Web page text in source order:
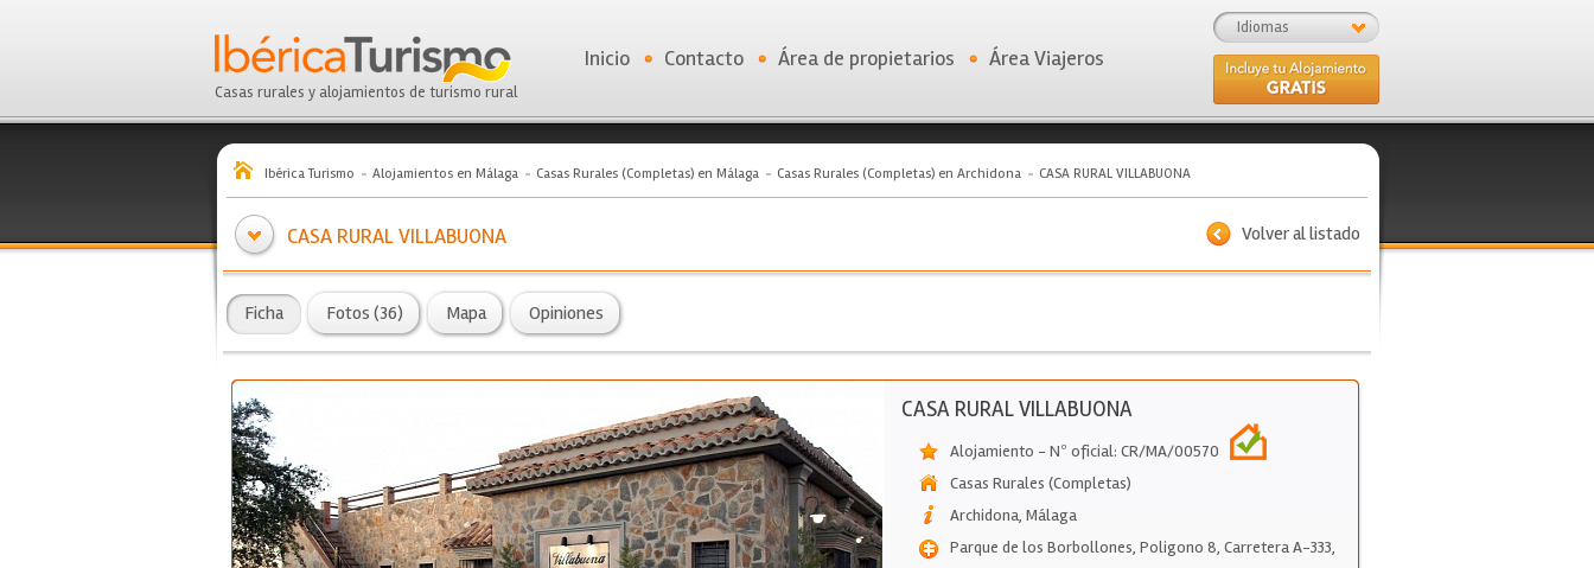
Casas rurales y alojamientos de turismo rural
Idiomas
Inicio Contacto Área de propietarios Área Viajeros
Ibérica Turismo Alojamientos en Málaga Casas Rurales (Completas) en Málaga Casas Rurales (Completas) en Archidona CASA RURAL VILLABUONA
Volver al listado
CASA RURAL VILLABUONA
Ficha Fotos (36) Mapa Opiniones
CASA RURAL VILLABUONA
Alojamiento - Nº oficial: CR/MA/00570
Casas Rurales (Completas)
Archidona, Málaga
Parque de los Borbollones, Poligono 8, Carretera A-333,